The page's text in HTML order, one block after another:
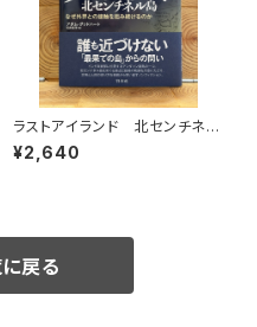
ラストアイランド 北センチネル
島 なぜ外界との接触を拒み続
けるのか
¥2,640
戻る